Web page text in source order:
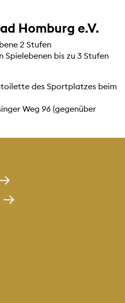
Homburg e.V.
2 Stufen
Spielebenen bis zu 3 Stufen
des Sportplatzes beim
Weg 96 (gegenüber